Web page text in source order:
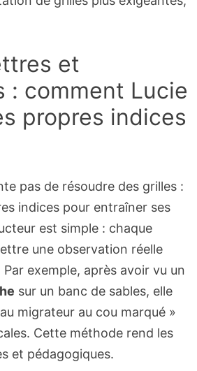
et
: comment Lucie
propres indices
pas de résoudre des grilles :
indices pour entraîner ses
est simple : chaque
une observation réelle
exemple, après avoir vu un
sur un banc de sables, elle
migrateur au cou marqué »
Cette méthode rend les
et pédagogiques.